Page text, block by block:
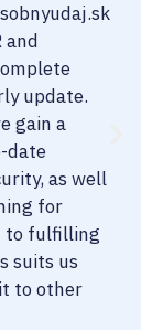
and
update.
gain a
date
as well
for
to fulfilling
suits us
to other